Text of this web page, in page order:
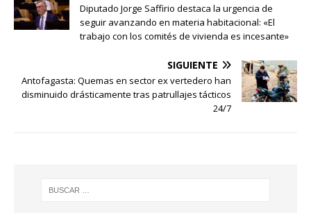
Diputado Jorge Saffirio destaca la urgencia de
seguir avanzando en materia habitacional: «El
trabajo con los comités de vivienda es incesante»
SIGUIENTE
Antofagasta: Quemas en sector ex vertedero han
disminuido drásticamente tras patrullajes tácticos
24/7